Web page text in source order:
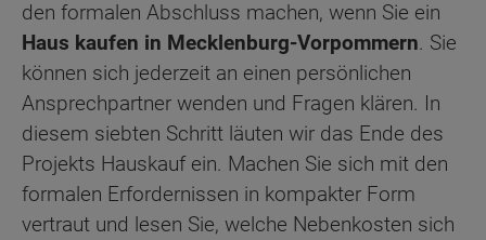
den formalen Abschluss machen, wenn Sie ein
Haus kaufen in Mecklenburg-Vorpommern. Sie
können sich jederzeit an einen persönlichen
Ansprechpartner wenden und Fragen klären. In
diesem siebten Schritt läuten wir das Ende des
Projekts Hauskauf ein. Machen Sie sich mit den
formalen Erfordernissen in kompakter Form
vertraut und lesen Sie, welche Nebenkosten sich